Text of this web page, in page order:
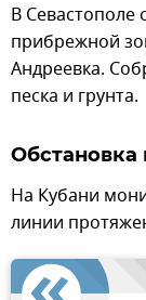
В Севастополе
прибрежной
Андреевка.
песка и грунта.
Обстановка
На Кубани
линии